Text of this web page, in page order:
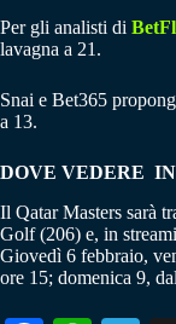
Per gli analisti di
lavagna a 21.
Snai e Bet365
a 13.
DOVE VEDERE
Il Qatar Masters sarà
Golf (206) e, in
Giovedì 6 febbraio,
ore 15; domenica 9,